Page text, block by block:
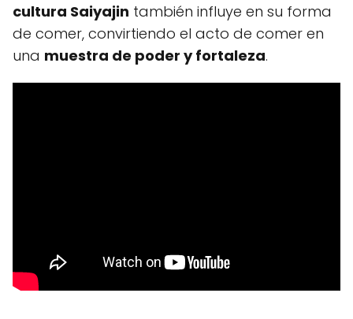
cultura Saiyajin también influye en su forma
de comer, convirtiendo el acto de comer en
una muestra de poder y fortaleza.